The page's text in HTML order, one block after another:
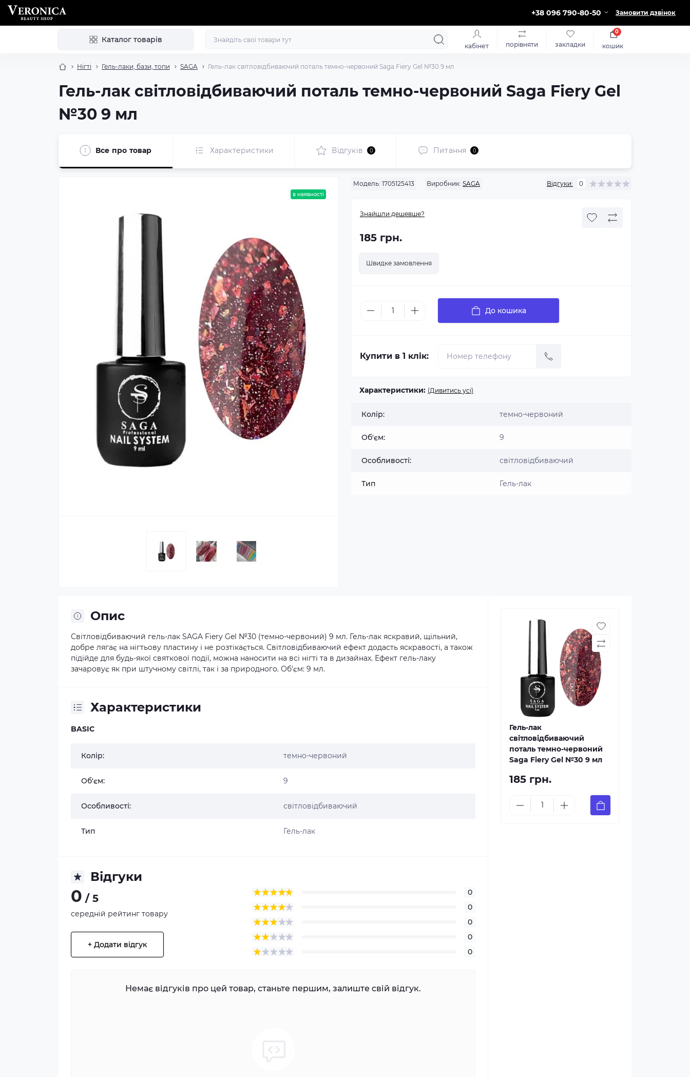
+38 096 790-80-50 Замовити дзвінок
Каталог товарів
кабінет порівняти закладки кошик
0
Нігті Гель-лаки, бази, топи SAGA Гель-лак світловідбиваючий поталь темно-червоний Saga Fiery Gel №30 9 мл
Гель-лак світловідбиваючий поталь темно-червоний Saga Fiery Gel
№30 9 мл
Все про товар Характеристики Відгуків 0 Питання 0
в наявності
Модель: 1705125413 Виробник: SAGA Відгуки: 0
Знайшли дешевше?
185 грн.
Швидке замовлення
До кошика
Купити в 1 клік:
Характеристики: (Дивитись усі)
Колір: темно-червоний
Об'єм: 9
Особливості: світловідбиваючий
Тип Гель-лак
Опис
Світловідбиваючий гель-лак SAGA Fiery Gel №30 (темно-червоний) 9 мл. Гель-лак яскравий, щільний,
добре лягає на нігтьову пластину і не розтікається. Світловідбиваючий ефект додасть яскравості, а також
підійде для будь-якої святкової події, можна наносити на всі нігті та в дизайнах. Ефект гель-лаку
зачаровує як при штучному світлі, так і за природного. Об'єм: 9 мл.
Характеристики
BASIC
Колір: темно-червоний
Об'єм: 9
Особливості: світловідбиваючий
Тип Гель-лак
Відгуки
0 / 5
середній рейтинг товару
+ Додати відгук
0
0
0
0
0
Немає відгуків про цей товар, станьте першим, залиште свій відгук.
Гель-лак
світловідбиваючий
поталь темно-червоний
Saga Fiery Gel №30 9 мл
185 грн.